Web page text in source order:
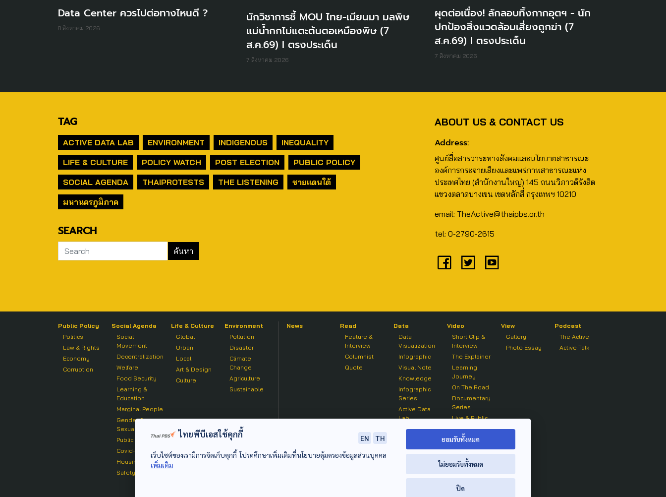
Data Center ควรไปต่อทางไหนดี ?
8 สิงหาคม 2026
นักวิชาการชี้ MOU ไทย-เมียนมา มลพิษ
แม่น้ำกกไม่แตะต้นตอเหมืองพิษ (7
ส.ค.69) I ตรงประเด็น
7 สิงหาคม 2026
ผุดต่อเนื่อง! ลักลอบทิ้งกากอุตฯ - นัก
ปกป้องสิ่งแวดล้อมเสี่ยงถูกฆ่า (7
ส.ค.69) I ตรงประเด็น
7 สิงหาคม 2026
TAG
ACTIVE DATA LAB ENVIRONMENT INDIGENOUS
INEQUALITY
LIFE & CULTURE
POLICY WATCH POST ELECTION
PUBLIC POLICY
SOCIAL AGENDA
THAIPROTESTS THE LISTENING
ชายแดนใต้
มหานครภูมิภาค
SEARCH
ABOUT US & CONTACT US
Address:
ศูนย์สื่อสารวาระทางสังคมและนโยบายสาธารณะ
องค์การกระจายเสียงและแพร่ภาพสาธารณะแห่ง
ประเทศไทย (สำนักงานใหญ่) 145 ถนนวิภาวดีรังสิต
แขวงตลาดบางเขน เขตหลักสี่ กรุงเทพฯ 10210
email: TheActive@thaipbs.or.th
tel: 0-2790-2615
Public Policy
Politics
Law & Rights
Economy
Corruption
Social Agenda
Social
Movement
Decentralization
Welfare
Food Security
Learning &
Education
Marginal People
Gender &
Sexuality
Public Health
Covid-19
Housing
Safety
Life & Culture
Global
Urban
Local
Art & Design
Culture
Environment
Pollution
Disaster
Climate
Change
Agriculture
Sustainable
News
Read
Feature &
Interview
Columnist
Quote
Data
Data
Visualization
Infographic
Visual Note
Knowledge
Infographic
Series
Active Data
Lab
Video
Short Clip &
Interview
The Explainer
Learning
Journey
On The Road
Documentary
Series
Live & Public
On air Clip
View
Gallery
Photo Essay
Podcast
The Active
Active Talk
ไทยพีบีเอสใช้คุกกี้ EN
TH
เว็บไซต์ของเรามีการจัดเก็บคุกกี้ โปรดศึกษาเพิ่มเติมที่นโยบายคุ้มครองข้อมูลส่วนบุคคล
เพิ่มเติม
ยอมรับทั้งหมด
ไม่ยอมรับทั้งหมด
ปิด